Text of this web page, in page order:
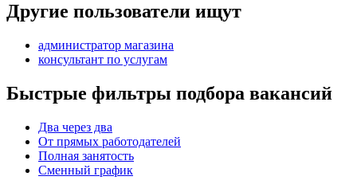
Другие пользователи ищут
администратор магазина
консультант по услугам
Быстрые фильтры подбора вакансий
Два через два
От прямых работодателей
Полная занятость
Сменный график